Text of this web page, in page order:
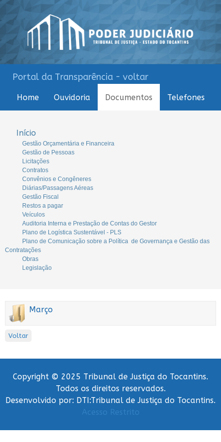
Portal da Transparência - voltar
Home Ouvidoria Documentos Telefones
Início
Gestão Orçamentária e Financeira
Gestão de Pessoas
Licitações
Contratos
Convênios e Congêneres
Diárias/Passagens Aéreas
Gestão Fiscal
Restos a pagar
Veículos
Auditoria Interna e Prestação de Contas do Gestor
Plano de Logística Sustentável - PLS
Plano de Comunicação sobre a Política de Governança e Gestão das
Contratações
Obras
Legislação
Março
Voltar
Copyright © 2025 Tribunal de Justiça do Tocantins.
Todos os direitos reservados.
Desenvolvido por: DTI:Tribunal de Justiça do Tocantins.